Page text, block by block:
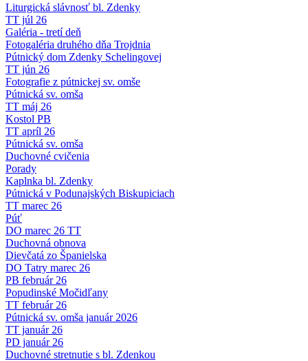
Liturgická slávnosť bl. Zdenky
TT júl 26
Galéria - tretí deň
Fotogaléria druhého dňa Trojdnia
Pútnický dom Zdenky Schelingovej
TT jún 26
Fotografie z pútnickej sv. omše
Pútnická sv. omša
TT máj 26
Kostol PB
TT apríl 26
Pútnická sv. omša
Duchovné cvičenia
Porady
Kaplnka bl. Zdenky
Pútnická v Podunajských Biskupiciach
TT marec 26
Púť
DO marec 26 TT
Duchovná obnova
Dievčatá zo Španielska
DO Tatry marec 26
PB február 26
Popudinské Močidľany
TT február 26
Pútnická sv. omša január 2026
TT január 26
PD január 26
Duchovné stretnutie s bl. Zdenkou